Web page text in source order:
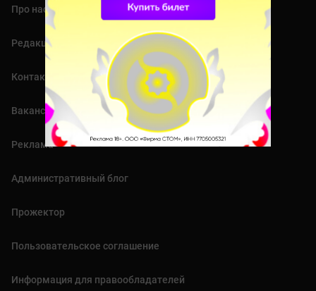
Про нас
Редакция
Контакты
Вакансии
Реклама
Административный блог
Прожектор
Пользовательское соглашение
Информация для правообладателей